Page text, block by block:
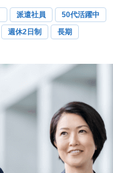
派遣社員
50代活躍中
週休2日制
長期